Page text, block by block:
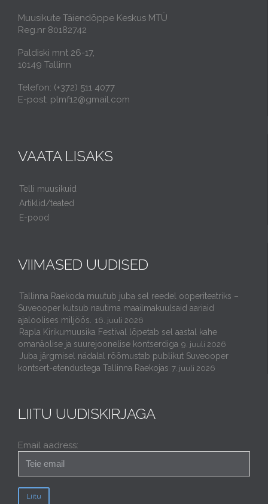
Muusikute Täiendõppe Keskus MTÜ
Reg.nr 80182742
Paldiski mnt 26-17,
10149 Tallinn
Telefon: (+372) 511 4077
E-post: plmf12@gmail.com
VAATA LISAKS
Telli muusikuid
Artiklid/teated
E-pood
VIIMASED UUDISED
Tallinna Raekoda muutub juba sel reedel ooperiteatriks –
Suveooper kutsub nautima maailmakuulsaid aariaid
ajaloolises miljöös. 16. juuli 2026
Rapla Kirikumuusika Festival lõpetab sel aastal kahe
omanäolise ja suurejoonelise kontserdiga 9. juuli 2026
Juba järgmisel nädalal rõõmustab publikut Suveooper
kontsert-etendustega Tallinna Raekojas 7. juuli 2026
LIITU UUDISKIRJAGA
Email aadress: